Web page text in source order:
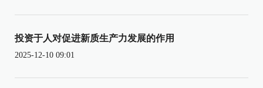
投资于人对促进新质生产力发展的作用
2025-12-10 09:01